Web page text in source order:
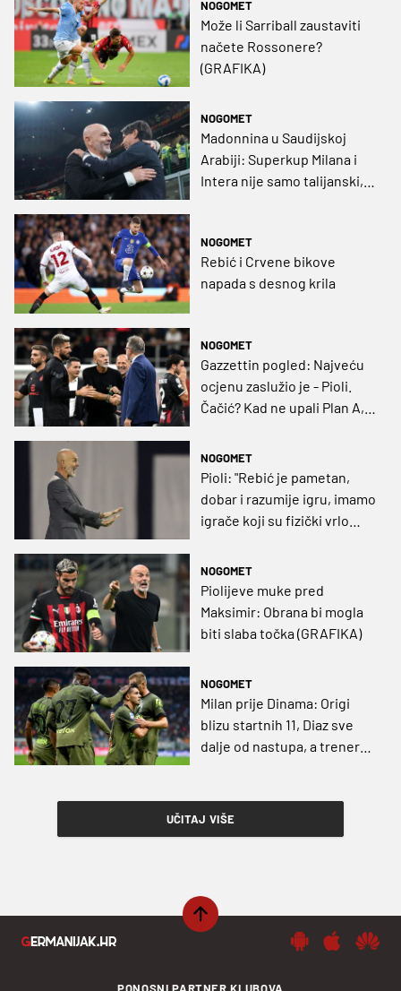
NOGOMET
Može li Sarriball zaustaviti
načete Rossonere?
(GRAFIKA)
NOGOMET
Madonnina u Saudijskoj
Arabiji: Superkup Milana i
Intera nije samo talijanski,
nema Hrvata (GRAFIKA)
NOGOMET
Rebić i Crvene bikove
napada s desnog krila
NOGOMET
Gazzettin pogled: Najveću
ocjenu zaslužio je - Pioli.
Čačić? Kad ne upali Plan A,
NOGOMET
Pioli: "Rebić je pametan,
dobar i razumije igru, imamo
igrače koji su fizički vrlo
NOGOMET
Piolijeve muke pred
Maksimir: Obrana bi mogla
biti slaba točka (GRAFIKA)
NOGOMET
Milan prije Dinama: Origi
blizu startnih 11, Diaz sve
dalje od nastupa, a trener
UČITAJ VIŠE